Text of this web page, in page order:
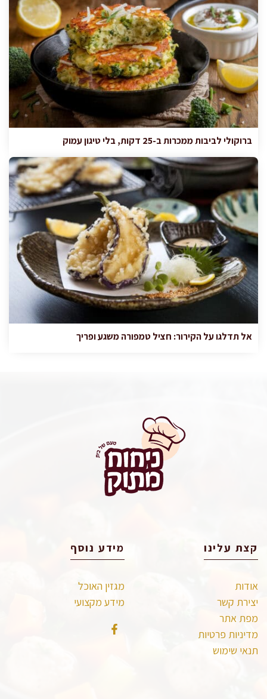
ברוקולי לביבות ממכרות ב-25 דקות, בלי טיגון עמוק
אל תדלגו על הקירור: חציל טמפורה משגע ופריך
קצת עלינו
אודות
יצירת קשר
מפת אתר
מדיניות פרטיות
תנאי שימוש
מידע נוסף
מגזין האוכל
מידע מקצועי